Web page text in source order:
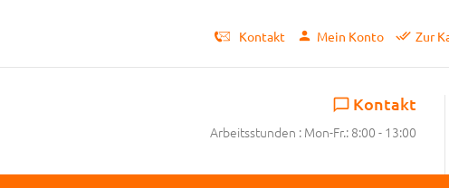
Kontakt Mein Konto Zur
Kontakt
Arbeitsstunden : Mon-Fr.: 8:00 - 13:00